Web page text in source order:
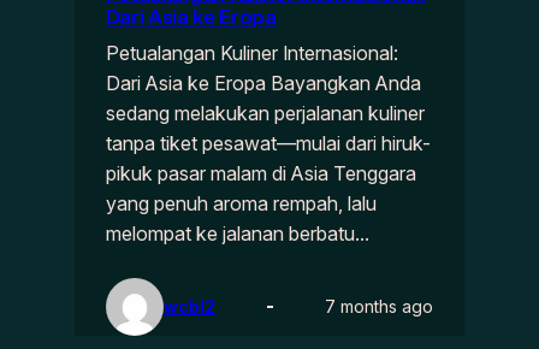
Dari Asia ke Eropa
Petualangan Kuliner Internasional:
Dari Asia ke Eropa Bayangkan Anda
sedang melakukan perjalanan kuliner
tanpa tiket pesawat—mulai dari hiruk-
pikuk pasar malam di Asia Tenggara
yang penuh aroma rempah, lalu
melompat ke jalanan berbatu…
wcbl2 7 months ago